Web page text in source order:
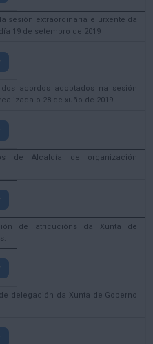
da sesión extraordinaria e urxente da
19 de setembro de 2019
dos acordos adoptados na sesión
o 28 de xuño de 2019
de Alcaldía de organización
de atricucións da Xunta de
de delegación da Xunta de Goberno